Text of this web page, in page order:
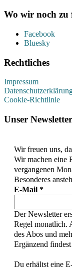
Wo wir noch zu
Facebook
Bluesky
Rechtliches
Impressum
Cookie-Richtlinie
Unser Newsletter
Wir freuen uns,
Wir machen eine
vergangenen
Besonderes
E-Mail *
Der Newsletter
Regel monatlich.
des Abos und
Ergänzend
Du erhältst eine